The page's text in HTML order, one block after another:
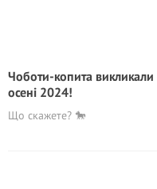
Чоботи-копита
осені 2024!
Що скажете? 🐎